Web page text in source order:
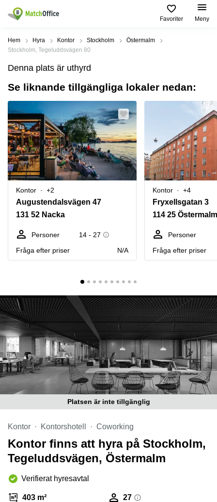
Favoriter Meny
Hyra / hyra ut
Kategorier
Kontor
Kontorshotell
Coworking
space
Lagerlokaler
Industrilokaler
Butikslokaler
Verkstad
Mötesrum
kontor
Populära
Städer
Stockholm
Göteborg
Malmö
Uppsala
Norrköping
Östermalm
Skåne
Älvsjö
Vasastan
Populära
sökningar
Kontorshotell
Stockholm
Hyra lokal
Stockholm
Kontorshotell
Göteborg
Coworking
Stockholm
Kontorshotell
Malmö
Coworking
Malmö
Lediga
lokaler
Hisingen
Lediga
lokaler
Hägersten
Hjälp
Om oss
Bli hyresvärd
Pris
Logga in
Hem Hyra Kontor Stockholm
Östermalm
Stockholm, Tegeluddsvägen 80
Denna plats är uthyrd
Se liknande tillgängliga lokaler nedan:
Kontor +2
Augustendalsvägen 47
131 52 Nacka
Personer
14 - 27
Fråga efter priser
N/A
Kontor +4
Fryxellsgatan 3
114 25 Östermalm
Personer
Fråga efter priser
Platsen är inte tillgänglig
Kontor Kontorshotell Coworking
Kontor finns att hyra på Stockholm,
Tegeluddsvägen, Östermalm
Verifierat hyresavtal
403 m² 27